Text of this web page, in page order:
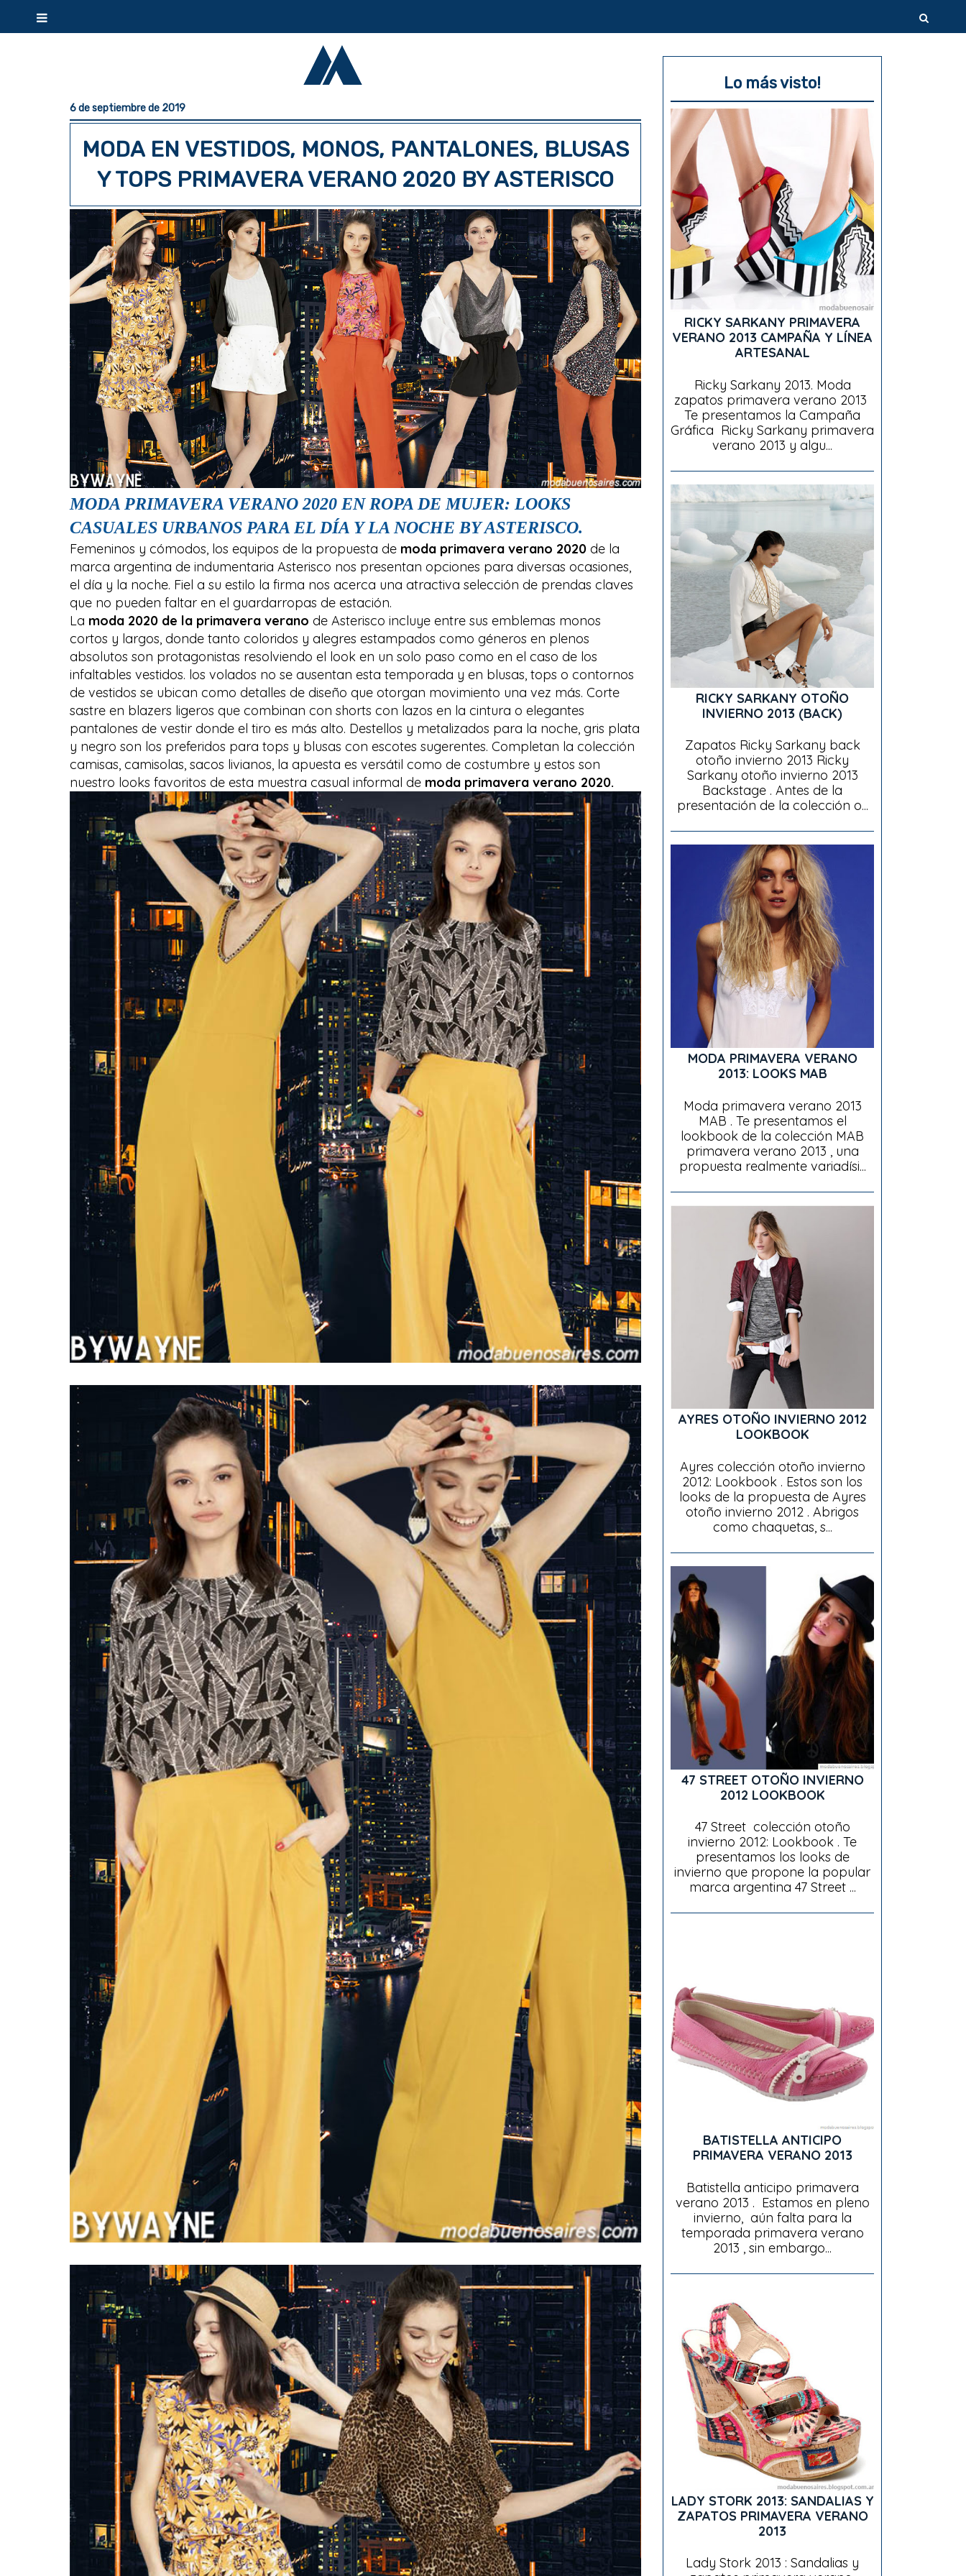
6 de septiembre de 2019
MODA EN VESTIDOS, MONOS, PANTALONES, BLUSAS
Y TOPS PRIMAVERA VERANO 2020 BY ASTERISCO
MODA PRIMAVERA VERANO 2020 EN ROPA DE MUJER: LOOKS
CASUALES URBANOS PARA EL DÍA Y LA NOCHE BY ASTERISCO.
Femeninos y cómodos, los equipos de la propuesta de moda primavera verano 2020 de la
marca argentina de indumentaria Asterisco nos presentan opciones para diversas ocasiones,
el día y la noche. Fiel a su estilo la firma nos acerca una atractiva selección de prendas claves
que no pueden faltar en el guardarropas de estación.
La moda 2020 de la primavera verano de Asterisco incluye entre sus emblemas monos
cortos y largos, donde tanto coloridos y alegres estampados como géneros en plenos
absolutos son protagonistas resolviendo el look en un solo paso como en el caso de los
infaltables vestidos. los volados no se ausentan esta temporada y en blusas, tops o contornos
de vestidos se ubican como detalles de diseño que otorgan movimiento una vez más. Corte
sastre en blazers ligeros que combinan con shorts con lazos en la cintura o elegantes
pantalones de vestir donde el tiro es más alto. Destellos y metalizados para la noche, gris plata
y negro son los preferidos para tops y blusas con escotes sugerentes. Completan la colección
camisas, camisolas, sacos livianos, la apuesta es versátil como de costumbre y estos son
nuestro looks favoritos de esta muestra casual informal de moda primavera verano 2020.
Lo más visto!
RICKY SARKANY PRIMAVERA
VERANO 2013 CAMPAÑA Y LÍNEA
ARTESANAL
Ricky Sarkany 2013. Moda
zapatos primavera verano 2013
Te presentamos la Campaña
Gráfica Ricky Sarkany primavera
verano 2013 y algu...
RICKY SARKANY OTOÑO
INVIERNO 2013 (BACK)
Zapatos Ricky Sarkany back
otoño invierno 2013 Ricky
Sarkany otoño invierno 2013
Backstage . Antes de la
presentación de la colección o...
MODA PRIMAVERA VERANO
2013: LOOKS MAB
Moda primavera verano 2013
MAB . Te presentamos el
lookbook de la colección MAB
primavera verano 2013 , una
propuesta realmente variadísi...
AYRES OTOÑO INVIERNO 2012
LOOKBOOK
Ayres colección otoño invierno
2012: Lookbook . Estos son los
looks de la propuesta de Ayres
otoño invierno 2012 . Abrigos
como chaquetas, s...
47 STREET OTOÑO INVIERNO
2012 LOOKBOOK
47 Street colección otoño
invierno 2012: Lookbook . Te
presentamos los looks de
invierno que propone la popular
marca argentina 47 Street ...
BATISTELLA ANTICIPO
PRIMAVERA VERANO 2013
Batistella anticipo primavera
verano 2013 . Estamos en pleno
invierno, aún falta para la
temporada primavera verano
2013 , sin embargo...
LADY STORK 2013: SANDALIAS Y
ZAPATOS PRIMAVERA VERANO
2013
Lady Stork 2013 : Sandalias y